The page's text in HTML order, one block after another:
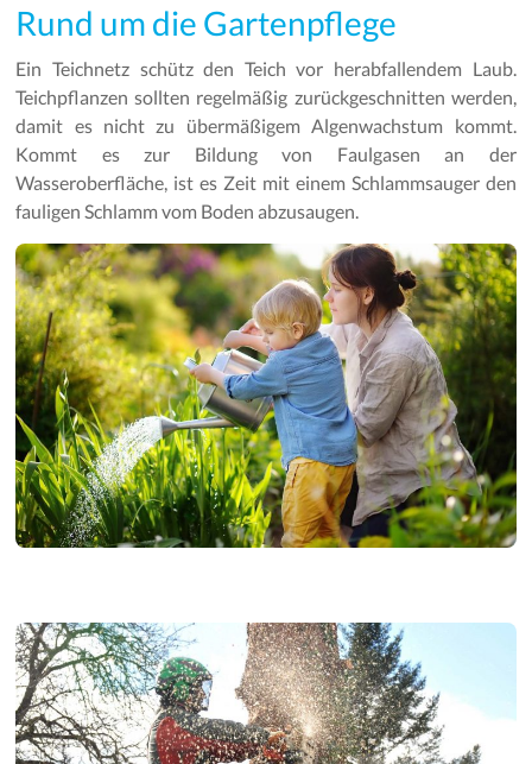
Rund um die Gartenpflege
Ein Teichnetz schütz den Teich vor herabfallendem Laub.
Teichpflanzen sollten regelmäßig zurückgeschnitten werden,
damit es nicht zu übermäßigem Algenwachstum kommt.
Kommt es zur Bildung von Faulgasen an der
Wasseroberfläche, ist es Zeit mit einem Schlammsauger den
fauligen Schlamm vom Boden abzusaugen.